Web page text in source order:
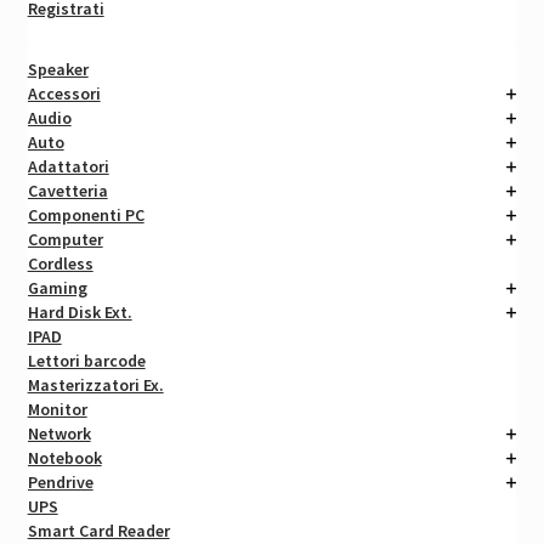
Registrati
Speaker
Accessori
Audio
Auto
Adattatori
Cavetteria
Componenti PC
Computer
Cordless
Gaming
Hard Disk Ext.
IPAD
Lettori barcode
Masterizzatori Ex.
Monitor
Network
Notebook
Pendrive
UPS
Smart Card Reader